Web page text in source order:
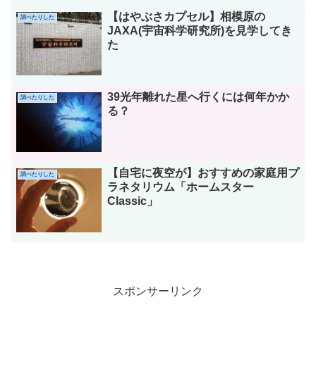
調べたりした
【はやぶさカプセル】相模原の
JAXA(宇宙科学研究所)を見学してき
た
調べたりした
39光年離れた星へ行くには何年かか
る？
調べたりした
【自宅に夜空が】おすすめの家庭用プ
ラネタリウム「ホームスター
Classic」
スポンサーリンク